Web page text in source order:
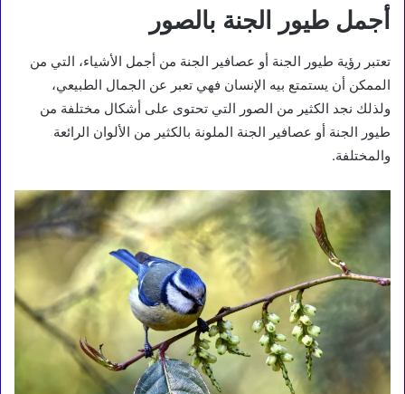
أجمل طيور الجنة بالصور
تعتبر رؤية طيور الجنة أو عصافير الجنة من أجمل الأشياء، التي من
الممكن أن يستمتع بيه الإنسان فهي تعبر عن الجمال الطبيعي،
ولذلك نجد الكثير من الصور التي تحتوى على أشكال مختلفة من
طيور الجنة أو عصافير الجنة الملونة بالكثير من الألوان الرائعة
والمختلفة.